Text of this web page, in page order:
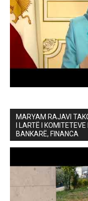
MARYAM RAJAVI
I LARTË I
BANKARË, FINANCA